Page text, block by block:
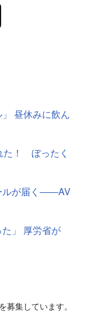
昼休みに飲ん
た！ ぼったく
ルが届く――AV
」 厚労省が
集しています。